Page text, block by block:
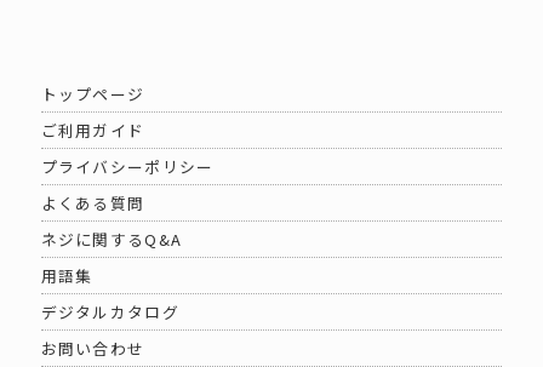
トップページ
ご利用ガイド
プライバシーポリシー
よくある質問
ネジに関するQ&A
用語集
デジタルカタログ
お問い合わせ